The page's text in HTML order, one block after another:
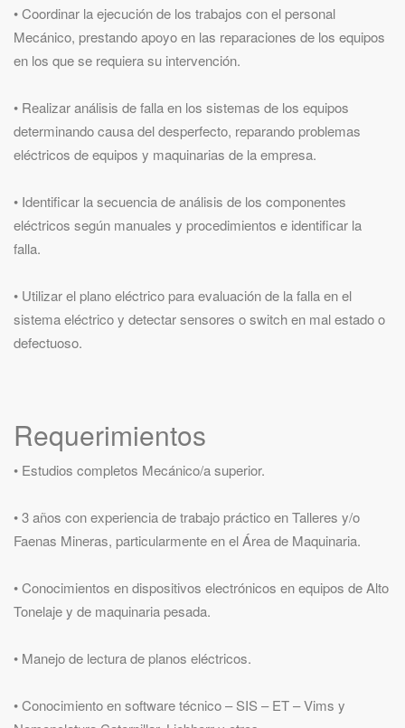
• Coordinar la ejecución de los trabajos con el personal
Mecánico, prestando apoyo en las reparaciones de los equipos
en los que se requiera su intervención.
• Realizar análisis de falla en los sistemas de los equipos
determinando causa del desperfecto, reparando problemas
eléctricos de equipos y maquinarias de la empresa.
• Identificar la secuencia de análisis de los componentes
eléctricos según manuales y procedimientos e identificar la
falla.
• Utilizar el plano eléctrico para evaluación de la falla en el
sistema eléctrico y detectar sensores o switch en mal estado o
defectuoso.
Requerimientos
• Estudios completos Mecánico/a superior.
• 3 años con experiencia de trabajo práctico en Talleres y/o
Faenas Mineras, particularmente en el Área de Maquinaria.
• Conocimientos en dispositivos electrónicos en equipos de Alto
Tonelaje y de maquinaria pesada.
• Manejo de lectura de planos eléctricos.
• Conocimiento en software técnico – SIS – ET – Vims y